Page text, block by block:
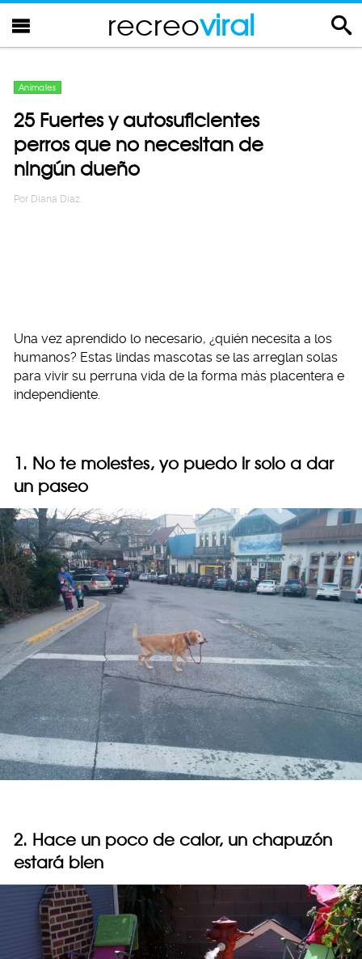
recreoviral
Animales
25 Fuertes y autosuficientes
perros que no necesitan de
ningún dueño
Por Diana Diaz
Una vez aprendido lo necesario, ¿quién necesita a los
humanos? Estas lindas mascotas se las arreglan solas
para vivir su perruna vida de la forma más placentera e
independiente.
1. No te molestes, yo puedo ir solo a dar
un paseo
2. Hace un poco de calor, un chapuzón
estará bien